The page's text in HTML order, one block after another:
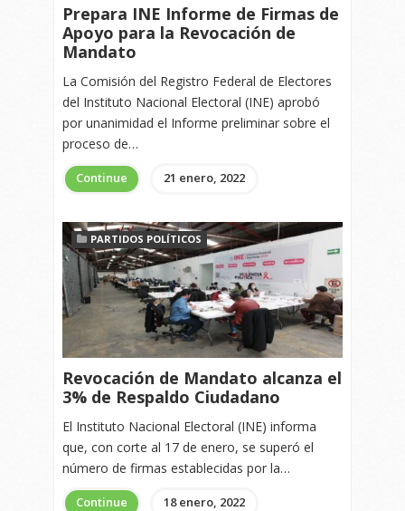
Prepara INE Informe de Firmas de
Apoyo para la Revocación de
Mandato
La Comisión del Registro Federal de Electores
del Instituto Nacional Electoral (INE) aprobó
por unanimidad el Informe preliminar sobre el
proceso de…
Continue 21 enero, 2022
PARTIDOS POLÍTICOS
Revocación de Mandato alcanza el
3% de Respaldo Ciudadano
El Instituto Nacional Electoral (INE) informa
que, con corte al 17 de enero, se superó el
número de firmas establecidas por la…
Continue 18 enero, 2022